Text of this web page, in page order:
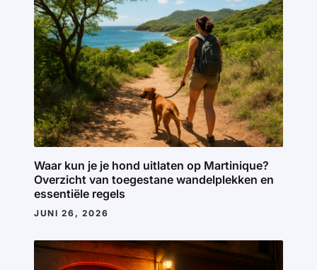
Waar kun je je hond uitlaten op Martinique?
Overzicht van toegestane wandelplekken en
essentiële regels
JUNI 26, 2026